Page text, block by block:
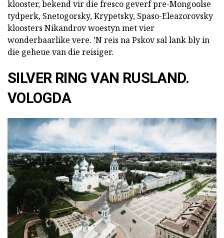
klooster, bekend vir die fresco geverf pre-Mongoolse
tydperk, Snetogorsky, Krypetsky, Spaso-Eleazorovsky
kloosters Nikandrov woestyn met vier
wonderbaarlike vere. 'N reis na Pskov sal lank bly in
die geheue van die reisiger.
SILVER RING VAN RUSLAND.
VOLOGDA